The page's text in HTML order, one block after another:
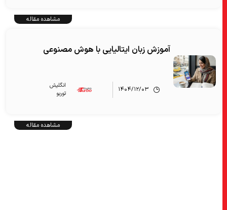
مشاهده مقاله
آموزش زبان ایتالیایی با هوش مصنوعی
۱۴۰۴/۱۲/۰۳
انگلیش‌
توربو
مشاهده مقاله